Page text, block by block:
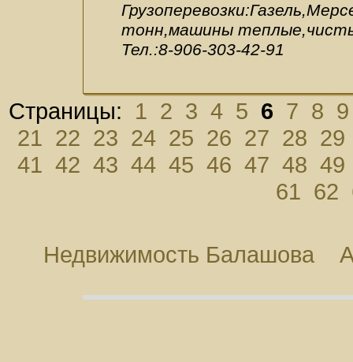
тонн,машины
Тел.:8-906-303-42-91
Страницы: 1 2 3 4 5 6 7 8 9
21 22 23 24 25 26 27 28 29
41 42 43 44 45 46 47 48 49
61 62
Недвижимость Балашова